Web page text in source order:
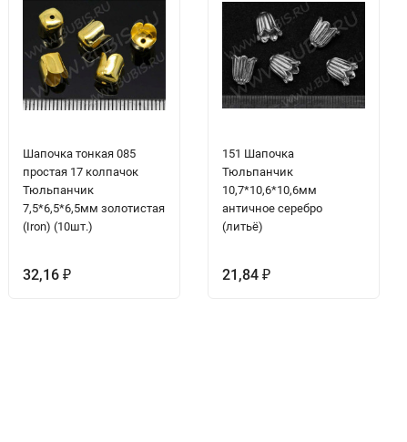
Шапочка тонкая 085
простая 17 колпачок
Тюльпанчик
7,5*6,5*6,5мм золотистая
(Iron) (10шт.)
32,16 ₽
151 Шапочка
Тюльпанчик
10,7*10,6*10,6мм
античное серебро
(литьё)
21,84 ₽